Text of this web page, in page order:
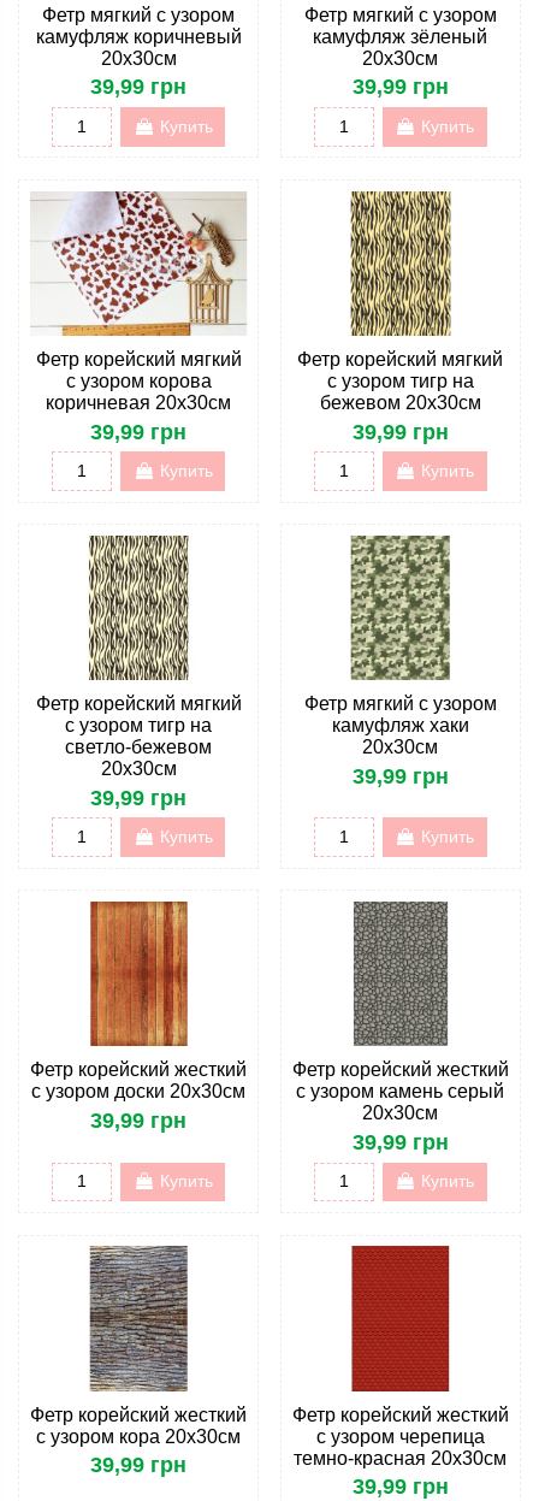
Фетр мягкий с узором
камуфляж коричневый
20х30см
39,99 грн
Купить
Фетр мягкий с узором
камуфляж зёленый
20х30см
39,99 грн
Купить
Фетр корейский мягкий
с узором корова
коричневая 20х30см
39,99 грн
Купить
Фетр корейский мягкий
с узором тигр на
бежевом 20х30см
39,99 грн
Купить
Фетр корейский мягкий
с узором тигр на
светло-бежевом
20х30см
39,99 грн
Купить
Фетр мягкий с узором
камуфляж хаки
20х30см
39,99 грн
Купить
Фетр корейский жесткий
с узором доски 20х30см
39,99 грн
Купить
Фетр корейский жесткий
с узором камень серый
20х30см
39,99 грн
Купить
Фетр корейский жесткий
с узором кора 20х30см
39,99 грн
Фетр корейский жесткий
с узором черепица
темно-красная 20х30см
39,99 грн